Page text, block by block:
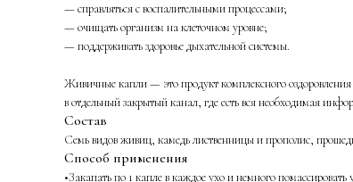
— справляться с воспалительными процессами;
— очищать организм на клеточном уровне;
— поддерживать здоровье дыхательной системы.
Живичные капли — это продукт комплексного оздоровления
в отдельный закрытый канал, где есть вся необходимая
Состав
Семь видов живиц, камедь лиственницы и прополис,
Способ применения
•Закапать по 1 капле в каждое ухо и немного помассировать